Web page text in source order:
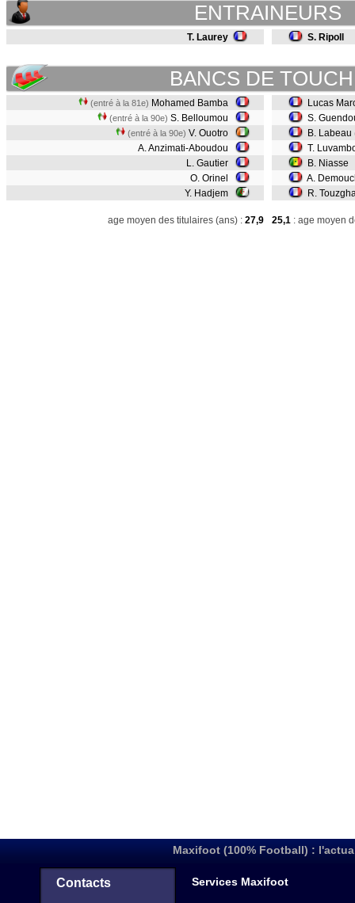
ENTRAINEURS
T. Laurey S. Ripoll
BANCS DE
(entré à la 81e) Mohamed Bamba
(entré à la 90e) S. Belloumou
(entré à la 90e) V. Ouotro
A. Anzimati-Aboudou
L. Gautier
O. Orinel
Y. Hadjem
Lucas
S.
B. Labeau
T.
B. Niasse
A.
R.
age moyen des titulaires (ans) : 27,9 25,1 : age moyen
Maxifoot (100% Football) :
Contacts Services Maxifoot